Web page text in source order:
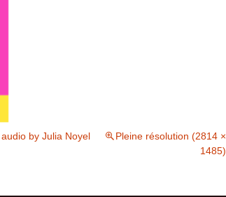
by Julia Noyel
Pleine résolution (2814 ×
1485)